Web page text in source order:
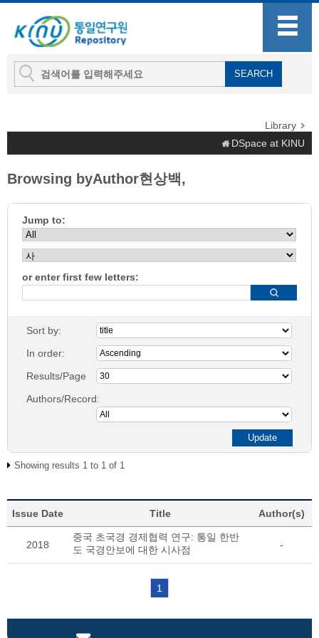
Library
DSpace at KINU
Browsing byAuthor현상백,
Jump to:
or enter first few letters:
Sort by:
In order:
Results/Page
Authors/Record:
Showing results 1 to 1 of 1
Issue Date Title Author(s)
2018
중국 초국경 경제협력 연구: 통일 한반
도 국경안보에 대한 시사점
-
1